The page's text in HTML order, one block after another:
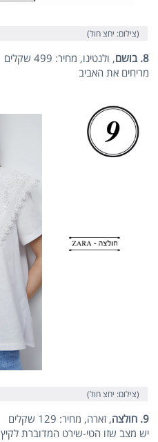
(צילום: יחצ חול)
8. בושם
, ולנטינו, מחיר: 499 שקלים
מריחים את האביב
(צילום: יחצ חול)
9. חולצה
, זארה, מחיר: 129 שקלים
יש מצב שזו הטי-שירט המדוברת לקיץ 2021